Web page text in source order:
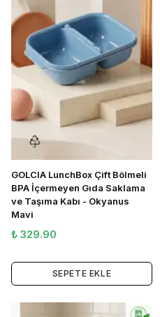
GOLCIA LunchBox Çift Bölmeli
BPA İçermeyen Gıda Saklama
ve Taşıma Kabı - Okyanus
Mavi
₺ 329.90
SEPETE EKLE